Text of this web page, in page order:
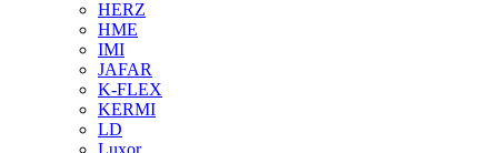
HERZ
HME
IMI
JAFAR
K-FLEX
KERMI
LD
Luxor